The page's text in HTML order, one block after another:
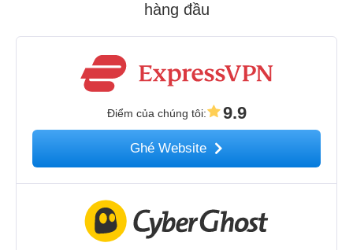
hàng đầu
Điểm của chúng tôi: 9.9
Ghé Website